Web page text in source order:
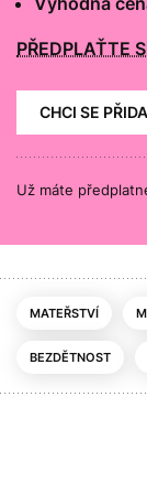
PŘEDPLAŤTE
CHCI SE
Už máte
MATEŘSTVÍ
BEZDĚTNOST